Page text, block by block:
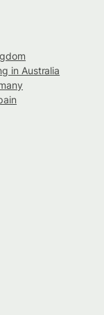
in Australia